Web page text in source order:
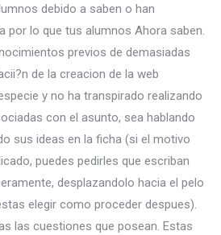
debido a saben o han
por lo que tus alumnos Ahora saben.
previos de demasiadas
de la creacion de la web
y no ha transpirado realizando
con el asunto, sea hablando
sus ideas en la ficha (si el motivo
puedes pedirles que escriban
desplazandolo hacia el pelo
elegir como proceder despues).
las cuestiones que posean. Estas